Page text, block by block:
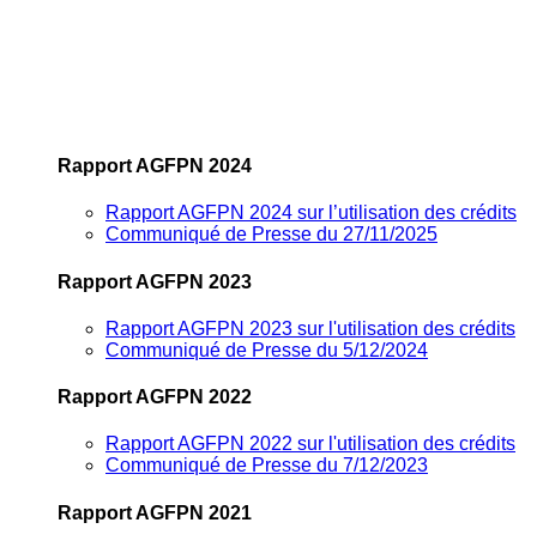
Rapport AGFPN 2024
Rapport AGFPN 2024 sur l’utilisation des crédits
Communiqué de Presse du 27/11/2025
Rapport AGFPN 2023
Rapport AGFPN 2023 sur l'utilisation des crédits
Communiqué de Presse du 5/12/2024
Rapport AGFPN 2022
Rapport AGFPN 2022 sur l'utilisation des crédits
Communiqué de Presse du 7/12/2023
Rapport AGFPN 2021